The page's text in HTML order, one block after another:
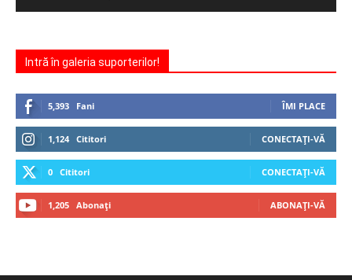
Intră în galeria suporterilor!
5,393 Fani ÎMI PLACE
1,124 Cititori CONECTAȚI-VĂ
0 Cititori CONECTAȚI-VĂ
1,205 Abonați ABONAȚI-VĂ